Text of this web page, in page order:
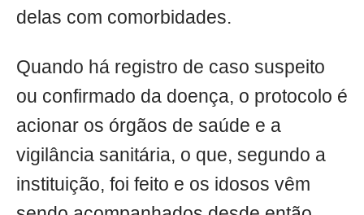
delas com comorbidades.
Quando há registro de caso suspeito
ou confirmado da doença, o protocolo é
acionar os órgãos de saúde e a
vigilância sanitária, o que, segundo a
instituição, foi feito e os idosos vêm